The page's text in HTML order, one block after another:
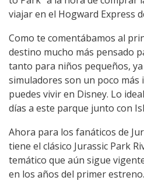
viajar en el Hogward Express
Como te comentábamos al
destino mucho más pensado
tanto para niños pequeños,
simuladores son un poco más
puedes vivir en Disney. Lo
días a este parque junto con
Ahora para los fanáticos de
tiene el clásico Jurassic Park
temático que aún sigue
en los años del primer estreno.